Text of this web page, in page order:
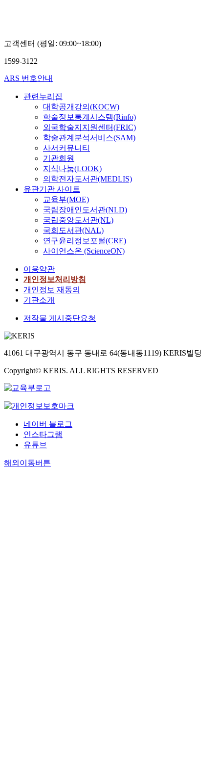
고객센터 (평일: 09:00~18:00)
1599-3122
ARS 번호안내
관련누리집
대학공개강의(KOCW)
학술정보통계시스템(Rinfo)
외국학술지지원센터(FRIC)
학술관계분석서비스(SAM)
사서커뮤니티
기관회원
지식나눔(LOOK)
의학전자도서관(MEDLIS)
유관기관 사이트
교육부(MOE)
국립장애인도서관(NLD)
국립중앙도서관(NL)
국회도서관(NAL)
연구윤리정보포털(CRE)
사이언스온 (ScienceON)
이용약관
개인정보처리방침
개인정보 재동의
기관소개
저작물 게시중단요청
41061 대구광역시 동구 동내로 64(동내동1119) KERIS빌딩
Copyright© KERIS. ALL RIGHTS RESERVED
네이버 블로그
인스타그램
유튜브
해외이동버튼